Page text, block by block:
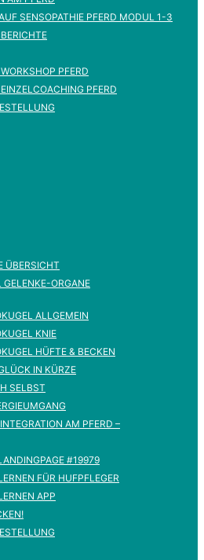
SENSOPATHIE PFERD MODUL 1-3
PFERD
PFERD
ÜBERSICHT
GELENKE-ORGANE
ALLGEMEIN
KNIE
HÜFTE & BECKEN
IN KÜRZE
SELBST
AM PFERD –
#19979
FÜR HUFPFLEGER
APP